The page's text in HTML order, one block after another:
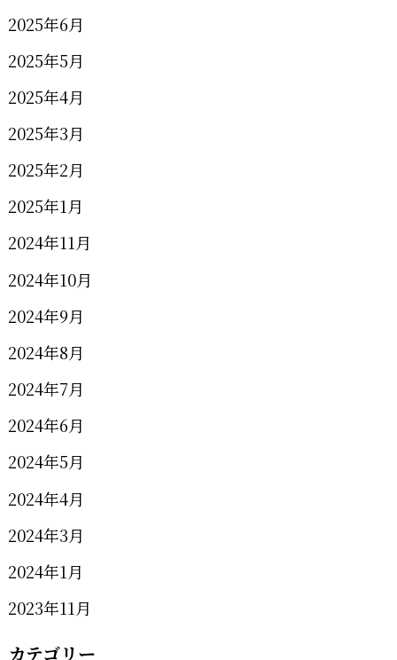
2025年6月
2025年5月
2025年4月
2025年3月
2025年2月
2025年1月
2024年11月
2024年10月
2024年9月
2024年8月
2024年7月
2024年6月
2024年5月
2024年4月
2024年3月
2024年1月
2023年11月
カテゴリー